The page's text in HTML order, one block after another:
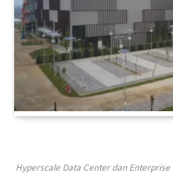
Hyperscale Data Center dan